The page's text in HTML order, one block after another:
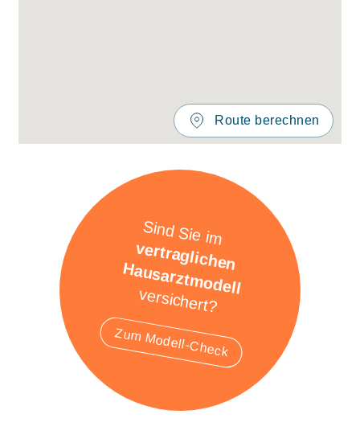
Route berechnen
Sind Sie im
vertraglichen
Hausarztmodell
versichert?
Zum Modell-Check